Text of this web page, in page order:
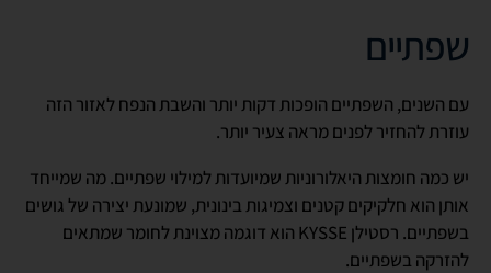
שפתיים
עם השנים, השפתיים הופכות דקות יותר והשבת הנפח לאזור הזה
עוזרת להחזיר לפנים מראה צעיר יותר.
יש כמה חומצות היאלורוניות שמיועדות למילוי שפתיים. מה שמייחד
אותן הוא חלקיקים קטנים וצמיגות בינונית, שמונעת יצירה של גושים
בשפתיים. רסטילן KYSSE הוא דוגמה מצוינת לחומר שמתאים
להזרקה בשפתיים.